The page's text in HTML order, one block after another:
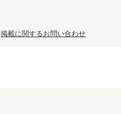
掲載に関するお問い合わせ